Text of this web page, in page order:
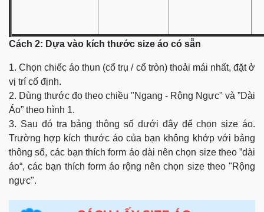
Cách 2: Dựa vào kích thước size áo có sẵn
1. Chọn chiếc áo thun (cổ trụ / cổ tròn) thoải mái nhất, đặt ở
vị trí cố định.
2. Dùng thước đo theo chiều "Ngang - Rộng Ngực" và ”Dài
Áo” theo hình 1.
3. Sau đó tra bảng thông số dưới đây để chọn size áo.
Trường hợp kích thước áo của bạn không khớp với bảng
thông số, các bạn thích form áo dài nên chọn size theo ”dài
áo“, các bạn thích form áo rộng nên chọn size theo "Rộng
ngực".